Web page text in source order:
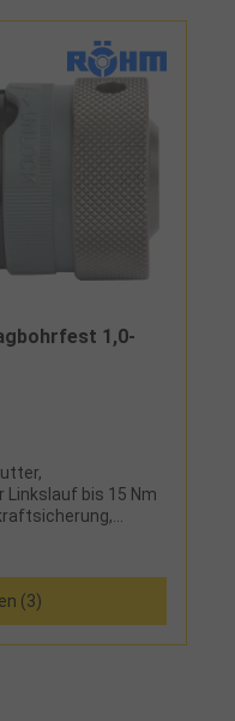
1,0-
bis 15 Nm
(3)